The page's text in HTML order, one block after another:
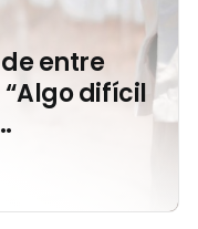
entre
difícil